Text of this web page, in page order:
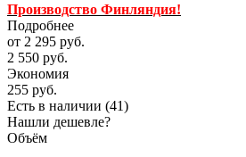
Производство Финляндия!
Подробнее
от 2 295 руб.
2 550 руб.
Экономия
255 руб.
Есть в наличии (41)
Нашли дешевле?
Объём